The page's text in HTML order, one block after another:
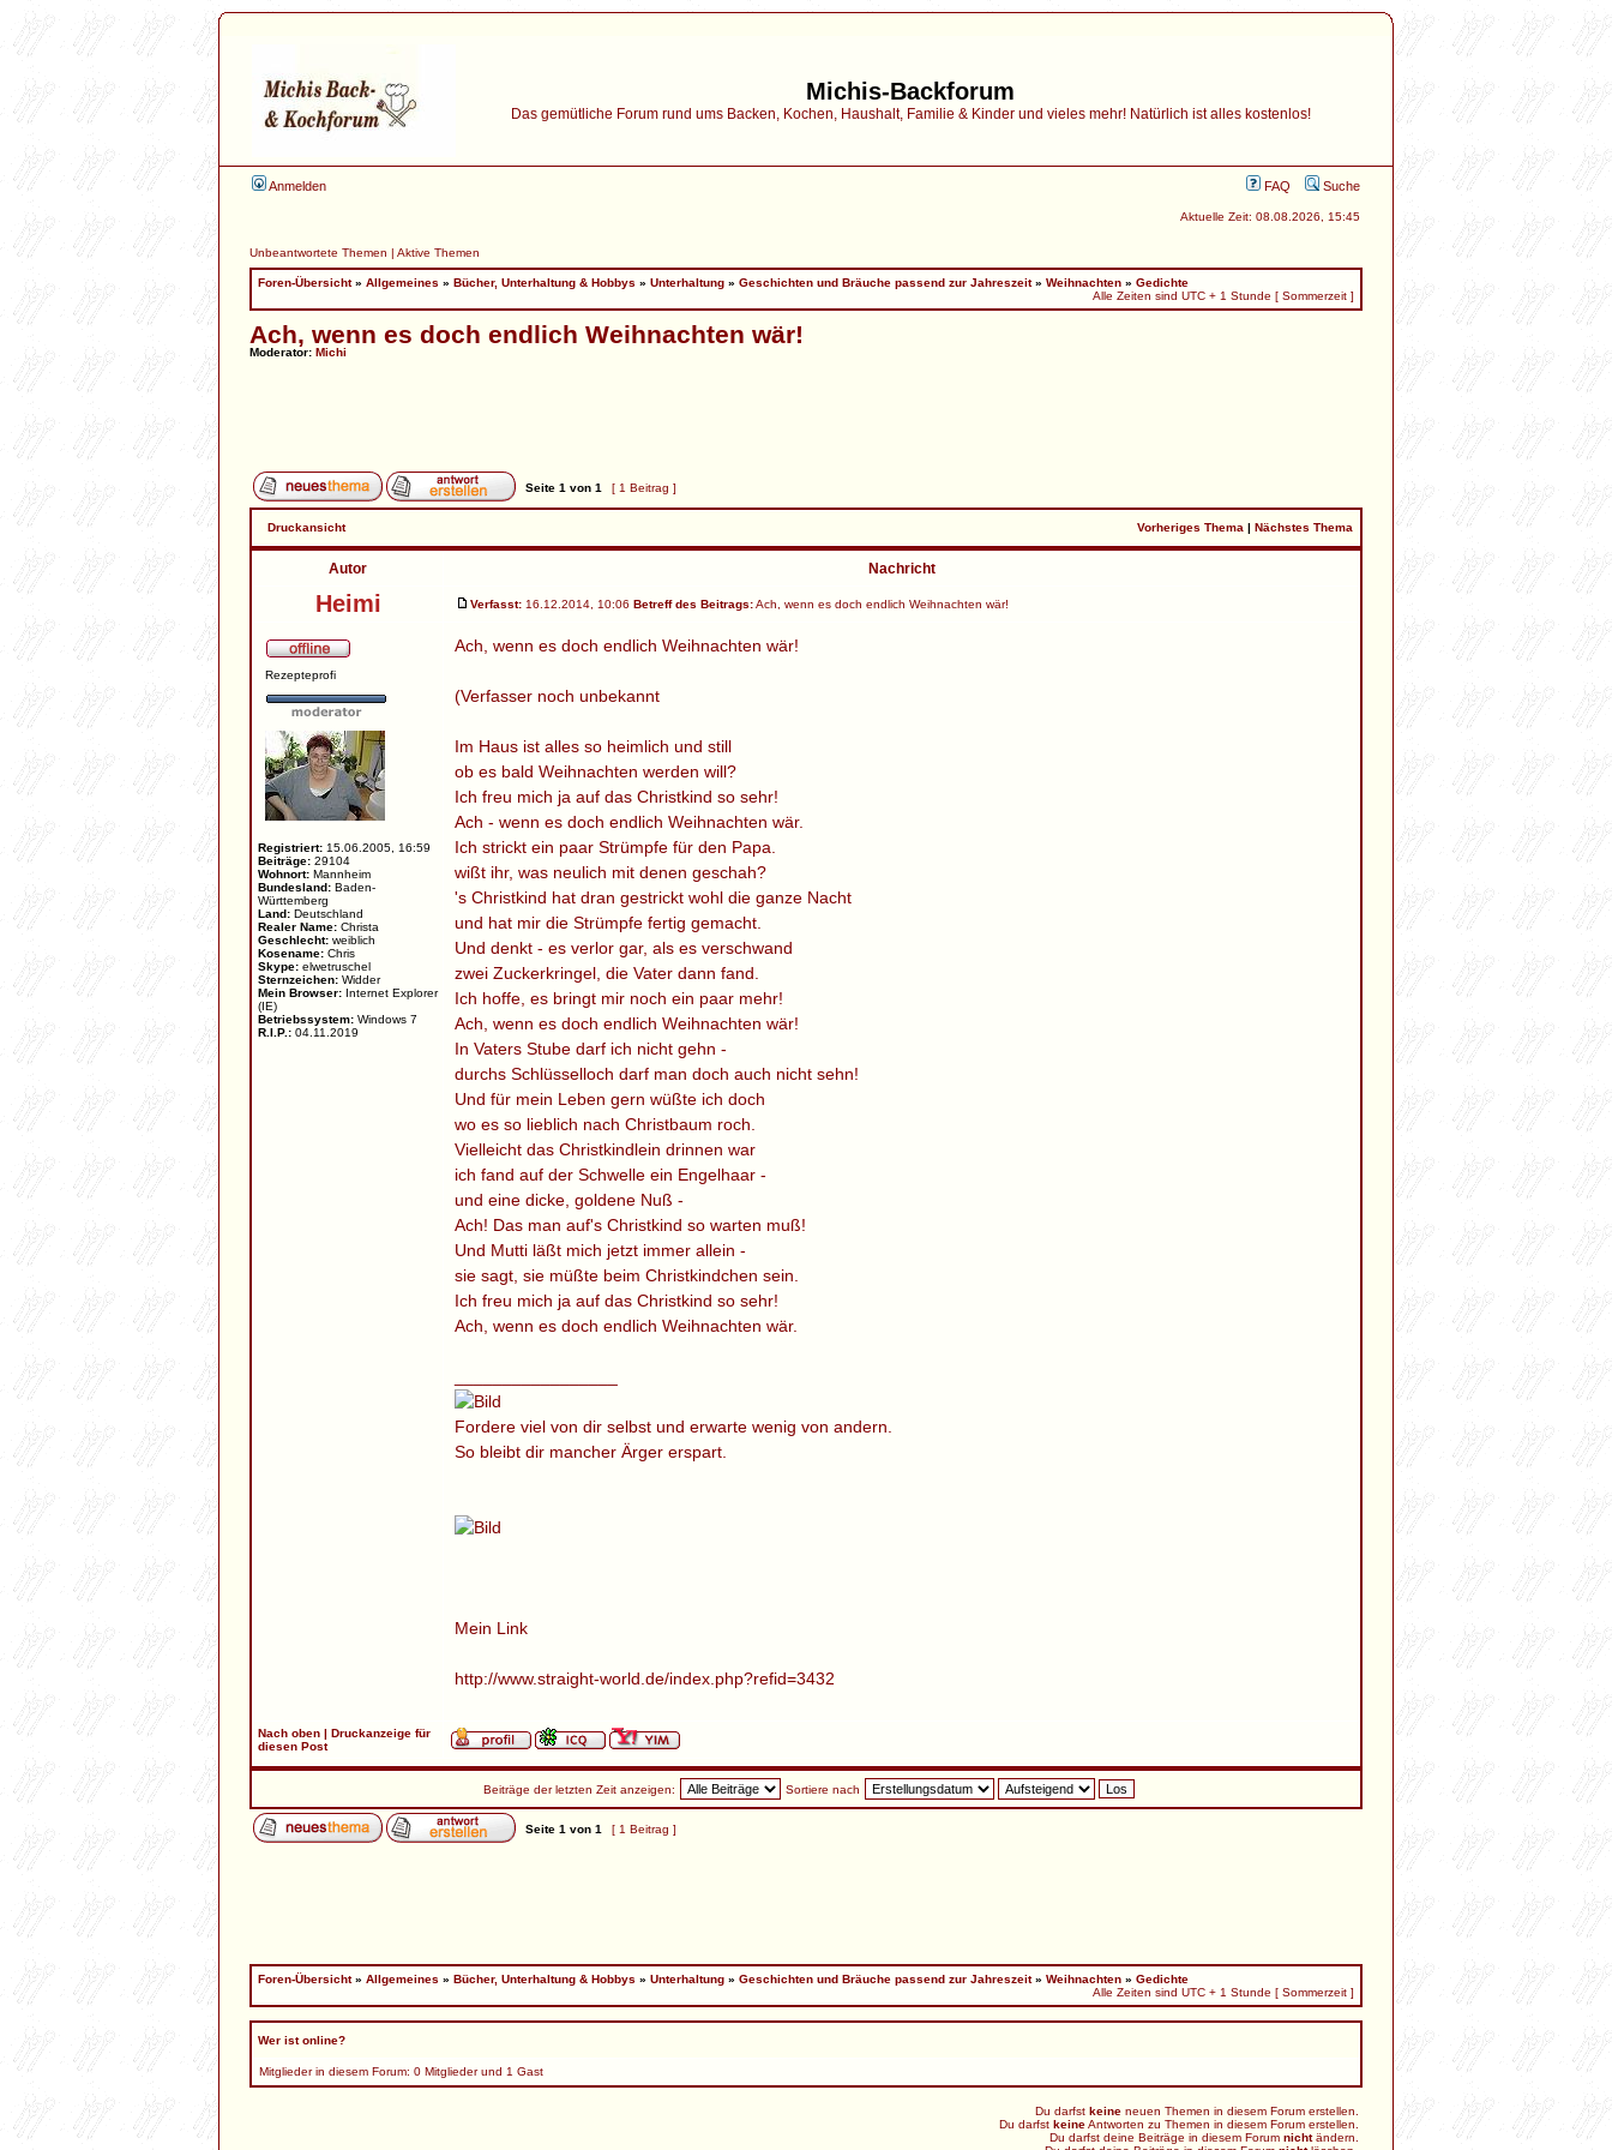
Michis-Backforum
Das gemütliche Forum rund ums Backen, Kochen, Haushalt, Familie & Kinder und vieles mehr! Natürlich ist alles kostenlos!
Anmelden FAQ Suche
Aktuelle Zeit: 08.08.2026, 15:45
Unbeantwortete Themen | Aktive Themen
Foren-Übersicht» Allgemeines » Bücher, Unterhaltung & Hobbys » Unterhaltung » Geschichten und Bräuche passend zur Jahreszeit» Weihnachten » Gedichte
Alle Zeiten sind UTC + 1 Stunde [ Sommerzeit ]
Ach, wenn es doch endlich Weihnachten wär!
Moderator: Michi
Seite 1 von 1 [ 1 Beitrag ]
Druckansicht Vorheriges Thema | Nächstes Thema
Autor Nachricht
Heimi Verfasst: 16.12.2014, 10:06 Betreff des Beitrags:Ach, wenn es doch endlich Weihnachten wär!
Rezepteprofi
Registriert: 15.06.2005, 16:59
Beiträge: 29104
Wohnort: Mannheim
Bundesland: Baden-
Württemberg
Land: Deutschland
Realer Name: Christa
Geschlecht: weiblich
Kosename: Chris
Skype: elwetruschel
Sternzeichen: Widder
Mein Browser: Internet Explorer
(IE)
Betriebssystem: Windows 7
R.I.P.: 04.11.2019
Ach, wenn es doch endlich Weihnachten wär!
(Verfasser noch unbekannt
Im Haus ist alles so heimlich und still
ob es bald Weihnachten werden will?
Ich freu mich ja auf das Christkind so sehr!
Ach - wenn es doch endlich Weihnachten wär.
Ich strickt ein paar Strümpfe für den Papa.
wißt ihr, was neulich mit denen geschah?
's Christkind hat dran gestrickt wohl die ganze Nacht
und hat mir die Strümpfe fertig gemacht.
Und denkt - es verlor gar, als es verschwand
zwei Zuckerkringel, die Vater dann fand.
Ich hoffe, es bringt mir noch ein paar mehr!
Ach, wenn es doch endlich Weihnachten wär!
In Vaters Stube darf ich nicht gehn -
durchs Schlüsselloch darf man doch auch nicht sehn!
Und für mein Leben gern wüßte ich doch
wo es so lieblich nach Christbaum roch.
Vielleicht das Christkindlein drinnen war
ich fand auf der Schwelle ein Engelhaar -
und eine dicke, goldene Nuß -
Ach! Das man auf's Christkind so warten muß!
Und Mutti läßt mich jetzt immer allein -
sie sagt, sie müßte beim Christkindchen sein.
Ich freu mich ja auf das Christkind so sehr!
Ach, wenn es doch endlich Weihnachten wär.
Fordere viel von dir selbst und erwarte wenig von andern.
So bleibt dir mancher Ärger erspart.
Mein Link
http://www.straight-world.de/index.php?refid=3432
Nach oben | Druckanzeige für
diesen Post
Beiträge der letzten Zeit anzeigen: Sortiere nach
Seite 1 von 1 [ 1 Beitrag ]
Foren-Übersicht» Allgemeines » Bücher, Unterhaltung & Hobbys » Unterhaltung » Geschichten und Bräuche passend zur Jahreszeit» Weihnachten » Gedichte
Alle Zeiten sind UTC + 1 Stunde [ Sommerzeit ]
Wer ist online?
Mitglieder in diesem Forum: 0 Mitglieder und 1 Gast
Du darfst keine neuen Themen in diesem Forum erstellen.
Du darfst keineAntworten zu Themen in diesem Forum erstellen.
Du darfst deine Beiträge in diesem Forum nichtändern.